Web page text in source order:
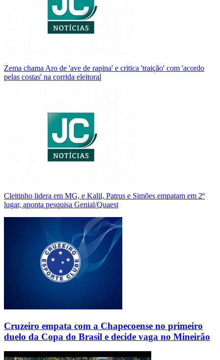
Zema chama Aro de 'ave de rapina' e critica 'traição' com 'acordo
pelas costas' na corrida eleitoral
Cleitinho lidera em MG, e Kalil, Patrus e Simões empatam em 2º
lugar, aponta pesquisa Genial/Quaest
Cruzeiro empata com a Chapecoense no primeiro
duelo da Copa do Brasil e decide vaga no Mineirão